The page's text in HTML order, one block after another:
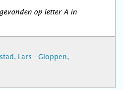
op letter A in
Lars - Gloppen,